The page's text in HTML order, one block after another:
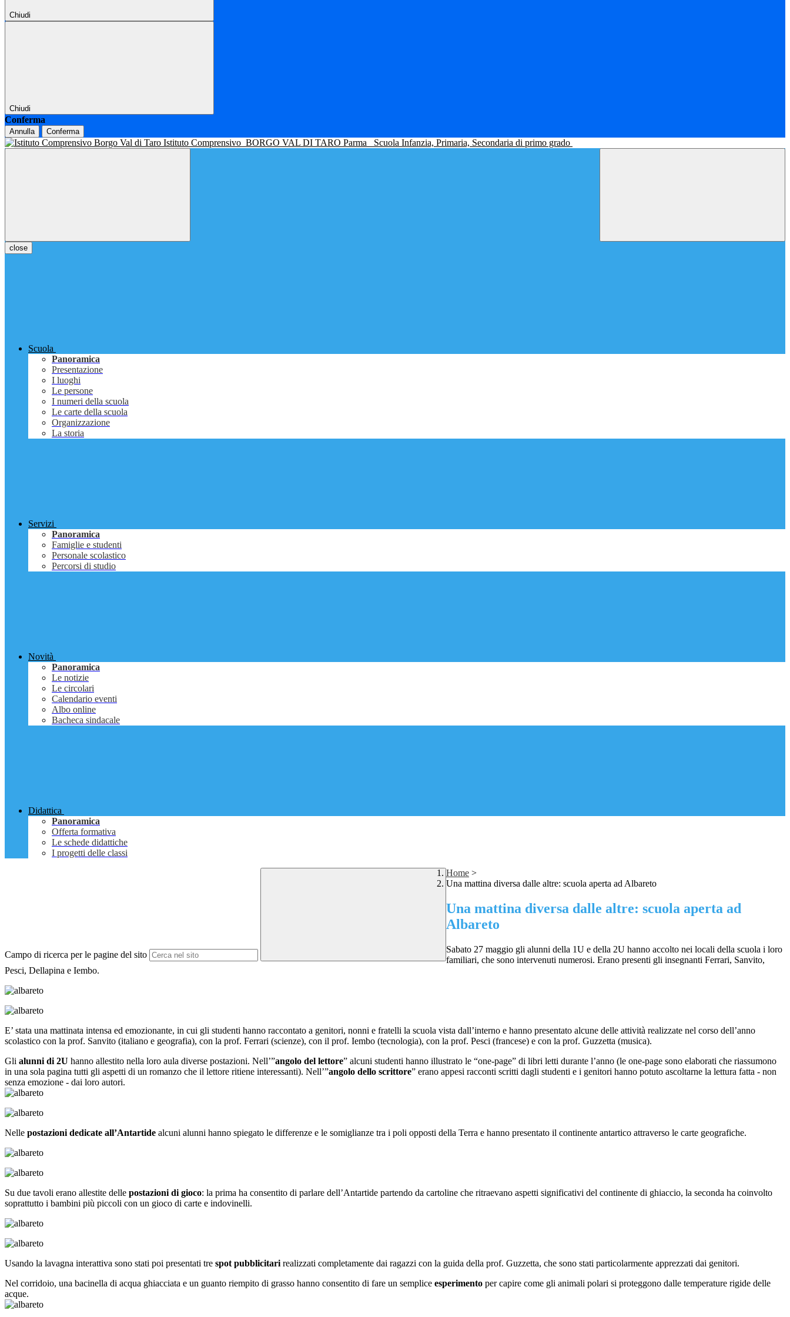
Chiudi
Chiudi
Conferma
Annulla Conferma
Istituto Comprensivo BORGO VAL DI TARO Parma Scuola Infanzia, Primaria, Secondaria di primo grado
close
Scuola
Panoramica
Presentazione
I luoghi
Le persone
I numeri della scuola
Le carte della scuola
Organizzazione
La storia
Servizi
Panoramica
Famiglie e studenti
Personale scolastico
Percorsi di studio
Novità
Panoramica
Le notizie
Le circolari
Calendario eventi
Albo online
Bacheca sindacale
Didattica
Panoramica
Offerta formativa
Le schede didattiche
I progetti delle classi
Campo di ricerca per le pagine del sito
Home >
Una mattina diversa dalle altre: scuola aperta ad Albareto
Una mattina diversa dalle altre: scuola aperta ad
Albareto
Sabato 27 maggio gli alunni della 1U e della 2U hanno accolto nei locali della scuola i loro
familiari, che sono intervenuti numerosi. Erano presenti gli insegnanti Ferrari, Sanvito,
Pesci, Dellapina e Iembo.
E’ stata una mattinata intensa ed emozionante, in cui gli studenti hanno raccontato a genitori, nonni e fratelli la scuola vista dall’interno e hanno presentato alcune delle attività realizzate nel corso dell’anno
scolastico con la prof. Sanvito (italiano e geografia), con la prof. Ferrari (scienze), con il prof. Iembo (tecnologia), con la prof. Pesci (francese) e con la prof. Guzzetta (musica).
Gli alunni di 2U hanno allestito nella loro aula diverse postazioni. Nell’”angolo del lettore” alcuni studenti hanno illustrato le “one-page” di libri letti durante l’anno (le one-page sono elaborati che riassumono
in una sola pagina tutti gli aspetti di un romanzo che il lettore ritiene interessanti). Nell’”angolo dello scrittore” erano appesi racconti scritti dagli studenti e i genitori hanno potuto ascoltarne la lettura fatta - non
senza emozione - dai loro autori.
Nelle postazioni dedicate all’Antartide alcuni alunni hanno spiegato le differenze e le somiglianze tra i poli opposti della Terra e hanno presentato il continente antartico attraverso le carte geografiche.
Su due tavoli erano allestite delle postazioni di gioco: la prima ha consentito di parlare dell’Antartide partendo da cartoline che ritraevano aspetti significativi del continente di ghiaccio, la seconda ha coinvolto
soprattutto i bambini più piccoli con un gioco di carte e indovinelli.
Usando la lavagna interattiva sono stati poi presentati tre spot pubblicitari realizzati completamente dai ragazzi con la guida della prof. Guzzetta, che sono stati particolarmente apprezzati dai genitori.
Nel corridoio, una bacinella di acqua ghiacciata e un guanto riempito di grasso hanno consentito di fare un semplice esperimento per capire come gli animali polari si proteggono dalle temperature rigide delle
acque.